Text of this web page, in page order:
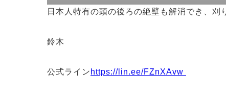
日本人特有の頭の後ろの絶壁も解消でき、
鈴木
公式ライン https://lin.ee/FZnXAvw